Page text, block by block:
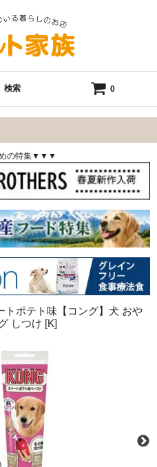
検索 0
の特集▼▼▼
トポテト味【コング】犬 おや
しつけ [K]